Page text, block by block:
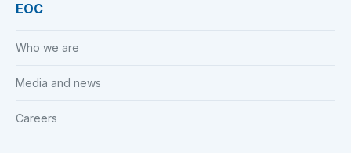
EOC
Who we are
Media and news
Careers